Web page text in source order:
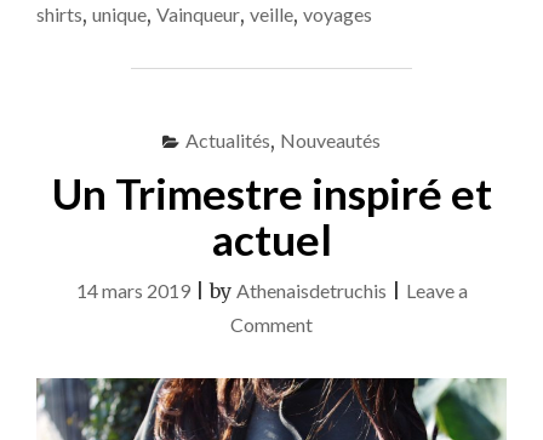
shirts, unique, Vainqueur, veille, voyages
Actualités, Nouveautés
Un Trimestre inspiré et
actuel
14 mars 2019|by Athenaisdetruchis
Leave a
Commenton
Trimestre
inspiré